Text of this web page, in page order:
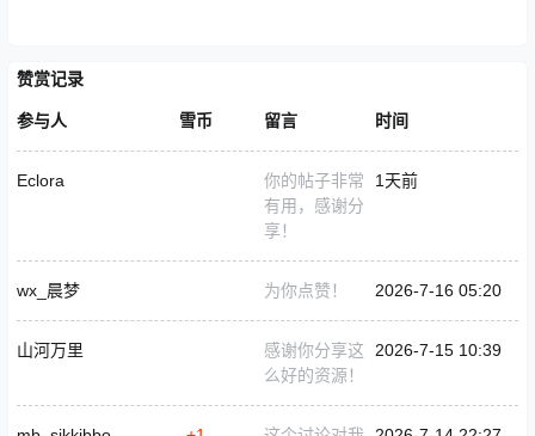
赞赏记录
参与人 雪币 留言 时间
Eclora
你的帖子非常
有用，感谢分
享！
1天前
wx_晨梦 为你点赞！ 2026-7-16 05:20
山河万里
感谢你分享这
么好的资源！
2026-7-15 10:39